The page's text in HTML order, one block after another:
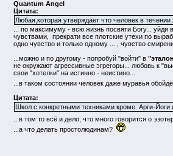
Quantum Angel
Цитата:
Любая,которая утверждает что человек в
... по максимуму - всю жизнь посвяти Богу...
чувствами, прекрати все плотские утехи по
одно чувство и только одному ... , чувство
...можно и по другому - попробуй "войти" в
не окружают агрессивные эгрегоры... любовь к
свои "хотелки" на истинно - неистино...
...в таком состоянии человек даже муравья
Цитата:
Школ с конкретными техниками кроме Арги-
...в том то всё и дело, что много говорится о
...а что делать простолюдинам?